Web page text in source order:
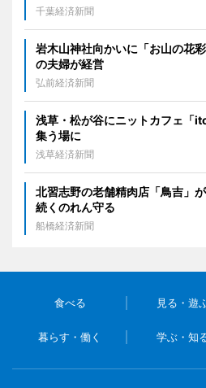
千葉経済新聞
岩木山神社向かいに「お山の花
の夫婦が経営
弘前経済新聞
浅草・松が谷にニットカフェ
集う場に
浅草経済新聞
北習志野の老舗精肉店「鳥吉」
続くのれん守る
船橋経済新聞
食べる 見る・遊
暮らす・働く 学ぶ・知